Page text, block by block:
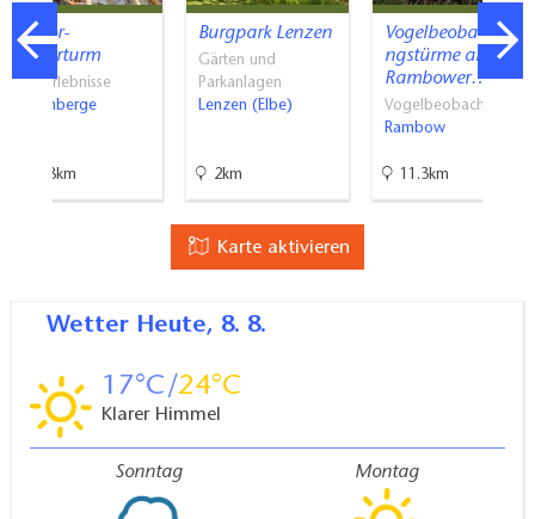
Indoor-
Kletterturm
Aktiverlebnisse
Wittenberge
31.8km
Burgpark Lenzen
Gärten und
Parkanlagen
Lenzen (Elbe)
2km
Vogelbeobachtu
ngstürme am
Rambower…
Vogelbeobachtung
Rambow
11.3km
Karte aktivieren
Wetter Heute, 8. 8.
17 24
Klarer Himmel
Sonntag Montag